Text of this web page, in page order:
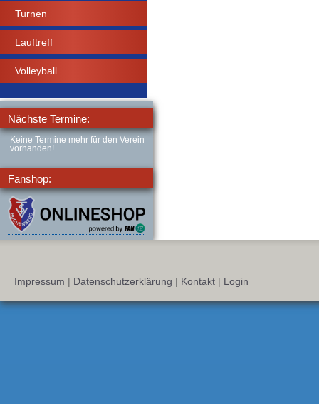
Turnen
Lauftreff
Volleyball
Nächste Termine:
Keine Termine mehr für den Verein
vorhanden!
Fanshop:
Impressum | Datenschutzerklärung | Kontakt | Login